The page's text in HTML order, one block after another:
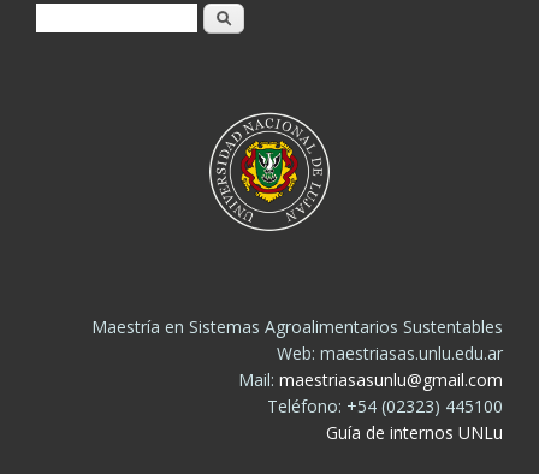
Buscar
Maestría en Sistemas Agroalimentarios Sustentables
Web: maestriasas.unlu.edu.ar
Mail: maestriasasunlu@gmail.com
Teléfono: +54 (02323) 445100
Guía de internos UNLu